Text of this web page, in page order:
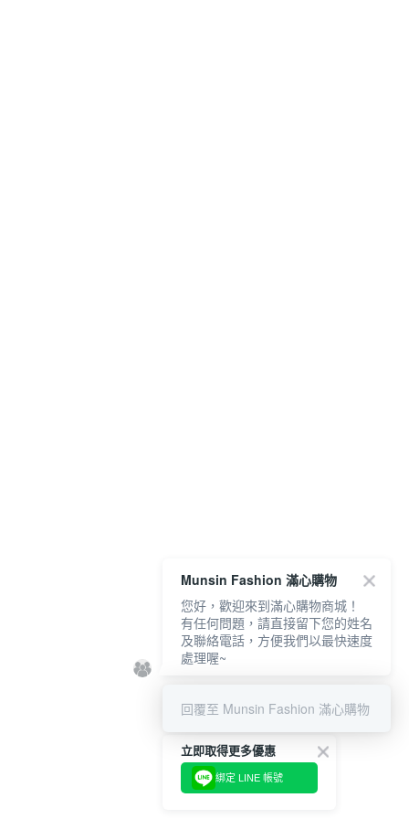
立即取得更多優惠
綁定 LINE 帳號
Munsin Fashion 滿心購物
您好，歡迎來到滿心購物商城！
有任何問題，請直接留下您的姓名
及聯絡電話，方便我們以最快速度
處理喔~
回覆至 Munsin Fashion 滿心購物